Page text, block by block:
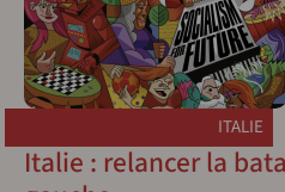
ITALIE
Italie : relancer la